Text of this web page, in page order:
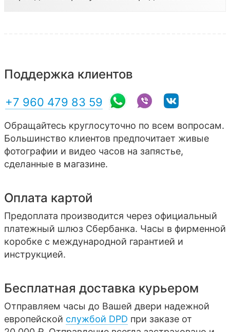
Поддержка клиентов
+7 960 479 83 59
Обращайтесь круглосуточно по всем вопросам.
Большинство клиентов предпочитает живые
фотографии и видео часов на запястье,
сделанные в магазине.
Оплата картой
Предоплата производится через официальный
платежный шлюз Сбербанка. Часы в фирменной
коробке с международной гарантией и
инструкцией.
Бесплатная доставка курьером
Отправляем часы до Вашей двери надежной
европейской службой DPD при заказе от